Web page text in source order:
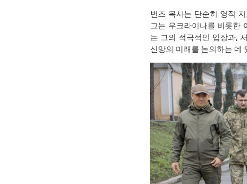
번즈 목사는 단순히 영적
그는 우크라이나를 비롯한
는 그의 적극적인 입장과,
신앙의 미래를 논의하는 데